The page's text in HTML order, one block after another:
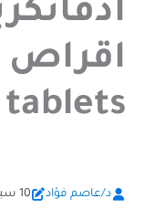
tablets
د/عاصم فؤاد 10 سبتمبر 2024